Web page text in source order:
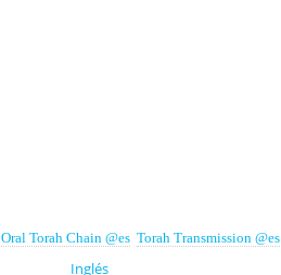
Oral Torah Chain @es Torah Transmission @es
Inglés